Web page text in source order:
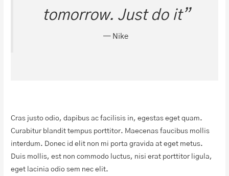
tomorrow. Just do it”
— Nike
Cras justo odio, dapibus ac facilisis in, egestas eget quam.
Curabitur blandit tempus porttitor. Maecenas faucibus mollis
interdum. Donec id elit non mi porta gravida at eget metus.
Duis mollis, est non commodo luctus, nisi erat porttitor ligula,
eget lacinia odio sem nec elit.